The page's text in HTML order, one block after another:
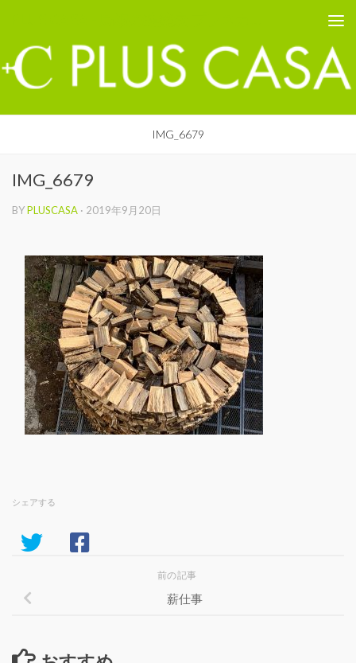
IMG_6679
IMG_6679
BYPLUSCASA · 2019年9月20日
シェアする
前の記事
薪仕事